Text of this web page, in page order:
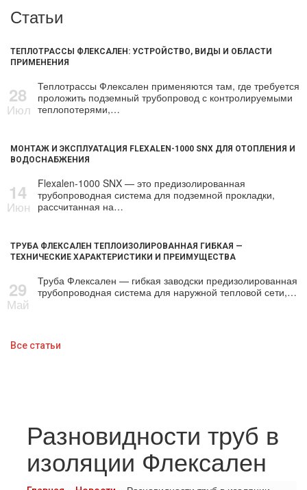
Статьи
ТЕПЛОТРАССЫ ФЛЕКСАЛЕН: УСТРОЙСТВО, ВИДЫ И ОБЛАСТИ
ПРИМЕНЕНИЯ
28
Июл
Теплотрассы Флексален применяются там, где требуется
проложить подземный трубопровод с контролируемыми
теплопотерями,…
МОНТАЖ И ЭКСПЛУАТАЦИЯ FLEXALEN-1000 SNX ДЛЯ ОТОПЛЕНИЯ И
ВОДОСНАБЖЕНИЯ
14
Июн
Flexalen-1000 SNX — это предизолированная
трубопроводная система для подземной прокладки,
рассчитанная на…
ТРУБА ФЛЕКСАЛЕН ТЕПЛОИЗОЛИРОВАННАЯ ГИБКАЯ —
ТЕХНИЧЕСКИЕ ХАРАКТЕРИСТИКИ И ПРЕИМУЩЕСТВА
29
Май
Труба Флексален — гибкая заводски предизолированная
трубопроводная система для наружной тепловой сети,…
Все статьи
Разновидности труб в
изоляции Флексален